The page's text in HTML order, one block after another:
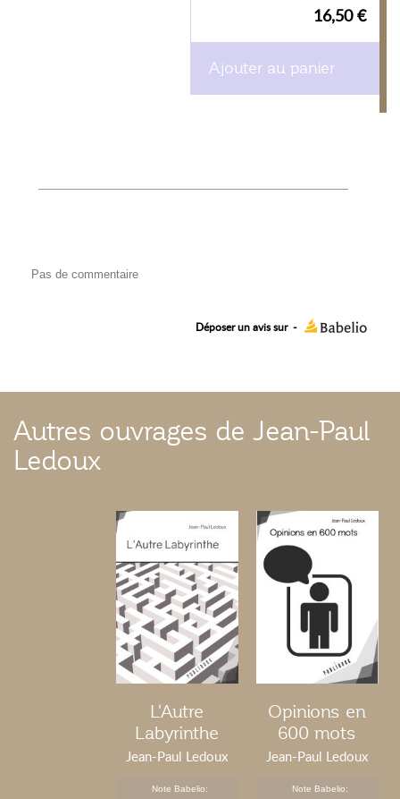
16,50 €
Ajouter au panier
Pas de commentaire
Déposer un avis sur -
Autres ouvrages de Jean-Paul
Ledoux
L'Autre
Labyrinthe
Jean-Paul Ledoux
Note Babelio:
Opinions en
600 mots
Jean-Paul Ledoux
Note Babelio: